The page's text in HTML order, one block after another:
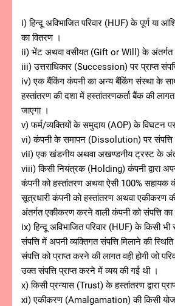
i) हिन्दू अविभाजित परिवार (HUF) के पूर्ण या
का वितरण ।
ii) भेंट अथवा वसीयत (Gift or Will) के अंतर्गत
iii) उत्तराधिकार (Succession) पर प्राप्त
iv) एक बैंकिंग कंपनी का अन्य बैंकिंग संस्था के
हस्तांतरण की दशा में हस्तांतरणकर्ता बैंक की लागत
जाएगा ।
v) फर्म/व्यक्तियों के समुदाय (AOP) के विघटन
vi) कंपनी के समापन (Dissolution) पर संपत्ति
vii) एक खंडनीय अथवा अखण्डनीय ट्रस्ट के
viii) किसी नियंत्रक (Holding) कंपनी द्वारा
कंपनी को हस्तांतरण अथवा ऐसी 100% सहायक
सूत्रधारी कंपनी को हस्तांतरण अथवा एकीकरण
अंतर्गत एकीकरण करने वाली कंपनी को संपत्ति का
ix) हिन्दू अविभाजित परिवार (HUF) के किसी भी
संपत्ति में अपनी व्यक्तिगत संपत्ति मिलाने की
संपत्ति को प्राप्त करने की लागत वही होगी जो
उक्त संपत्ति प्राप्त करने में व्यय की गई थी ।
x) किसी प्रन्यास (Trust) के हस्तांतरण द्वारा
xi) एकीकरण (Amalgamation) की किसी